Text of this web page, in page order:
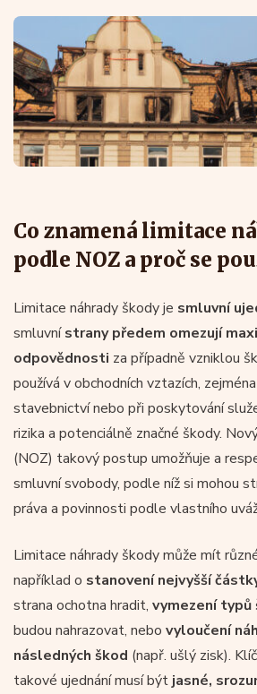
Co znamená limitace
podle NOZ a proč se
Limitace náhrady škody je smluvní
smluvnístrany předem omezují
odpovědnosti za případně vzniklou
používá v obchodních vztazích,
stavebnictví nebo při poskytování
rizika a potenciálně značné škody.
(NOZ) takový postup umožňuje a
smluvní svobody, podle níž si mohou
práva a povinnosti podle vlastního
Limitace náhrady škody může mít
například o stanovení nejvyšší
strana ochotna hradit, vymezení typů
budou nahrazovat, nebo vyloučení
následných škod (např. ušlý zisk).
takové ujednání musí být jasné,